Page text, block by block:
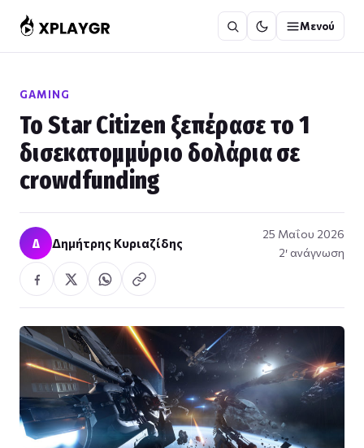
στο
περιεχόμενο
Μενού
GAMING
Το Star Citizen ξεπέρασε το 1
δισεκατομμύριο δολάρια σε
crowdfunding
Δ Δημήτρης Κυριαζίδης
25 Μαΐου 2026
2′ ανάγνωση